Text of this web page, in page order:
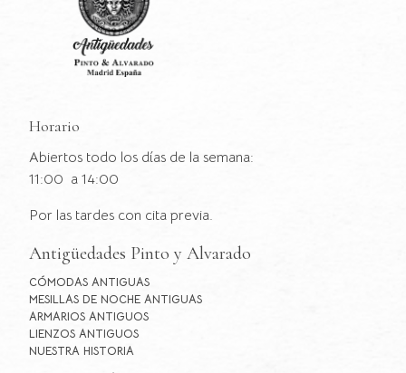
Horario
Abiertos todo los días de la semana:
11:00 a 14:00
Por las tardes con cita previa.
Antigüedades Pinto y Alvarado
CÓMODAS ANTIGUAS
MESILLAS DE NOCHE ANTIGUAS
ARMARIOS ANTIGUOS
LIENZOS ANTIGUOS
NUESTRA HISTORIA